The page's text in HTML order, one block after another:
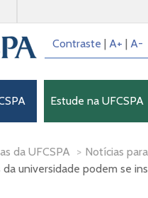
Contraste | A+ | A-
Estude na UFCSPA
da UFCSPA > Notícias
da universidade podem se